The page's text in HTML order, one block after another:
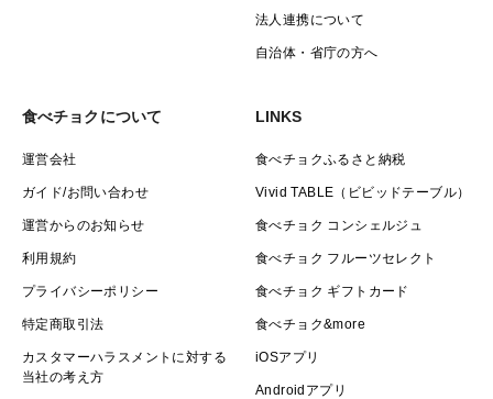
法人連携について
自治体・省庁の方へ
食べチョクについて
運営会社
ガイド/お問い合わせ
運営からのお知らせ
利用規約
プライバシーポリシー
特定商取引法
カスタマーハラスメントに対する
当社の考え方
LINKS
食べチョクふるさと納税
Vivid TABLE（ビビッドテーブル）
食べチョク コンシェルジュ
食べチョク フルーツセレクト
食べチョク ギフトカード
食べチョク&more
iOSアプリ
Androidアプリ